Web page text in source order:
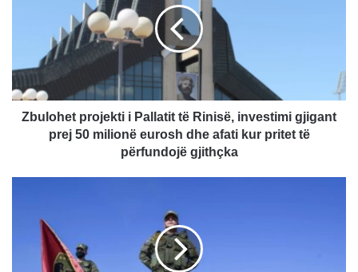
investimi
prej
përfundojë
gjithçka
Zbulohet projekti i Pallatit të Rinisë, investimi gjigant
prej 50 milionë eurosh dhe afati kur pritet të
përfundojë gjithçka
Kosovës